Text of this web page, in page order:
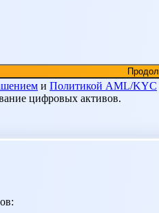
и Политикой AML/KYC
цифровых активов.